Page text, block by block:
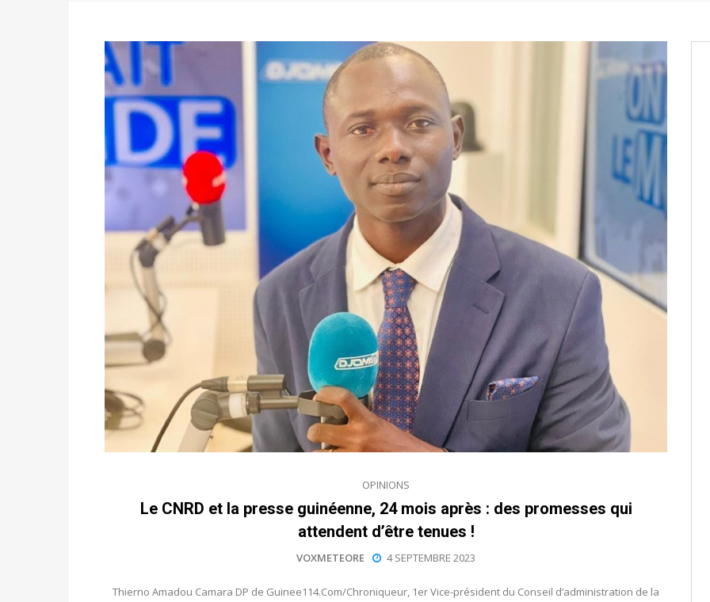
Politique-Candidats : désignez vos représentants aux CACV (centralisation
des votes) avant le 16 mai à 16h
Politique-Double scrutin du 31 mai : retrait des cartes d’électeurs possible
du 16 au 31 mai 2026
Politique Délégués de bureaux de vote : vos informations à transmettre
avant le 16 mai 2026 à 16h
Politique Proclamation des résultats globaux provisoires et des
statistiques des législatives et communales : ce 4 juin à 18h
OPINIONS
Le CNRD et la presse guinéenne, 24 mois après : des promesses qui
attendent d’être tenues !
VOXMETEORE 4 SEPTEMBRE 2023
Thierno Amadou Camara DP de Guinee114.Com/Chroniqueur, 1er Vice-président du Conseil d’administration de la